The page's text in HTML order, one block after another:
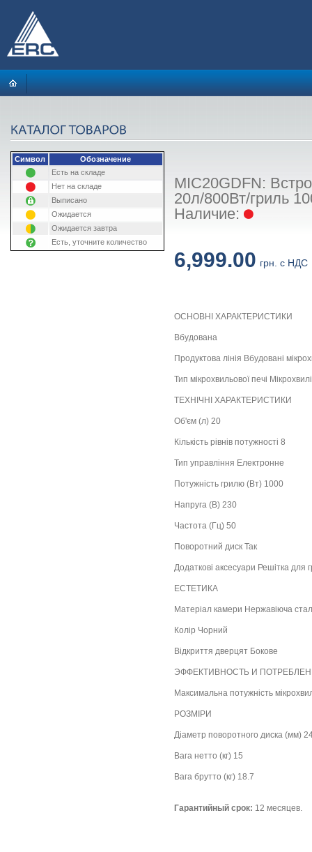
Символ
Обозначение
Есть на складе
Нет на складе
Выписано
Ожидается
Ожидается завтра
Есть, уточните количество
MIC20GDFN:
20л/800Вт/гриль
Наличие:
6,999.00 грн. с НДС
ОСНОВНІ ХАРАКТЕРИСТИКИ
Вбудована
Продуктова лінія Вбудовані
Тип мікрохвильової печі
ТЕХНІЧНІ ХАРАКТЕРИСТИКИ
Об'єм (л) 20
Кількість рівнів потужності 8
Тип управління Електронне
Потужність грилю (Вт) 1000
Напруга (В) 230
Частота (Гц) 50
Поворотний диск Так
Додаткові аксесуари Решітка для
ЕСТЕТИКА
Матеріал камери Нержавіюча
Колір Чорний
Відкриття дверцят Бокове
ЭФФЕКТИВНОСТЬ И
Максимальна потужність
РОЗМІРИ
Діаметр поворотного диска (мм)
Вага нетто (кг) 15
Вага брутто (кг) 18.7
Гарантийный срок: 12 месяцев.